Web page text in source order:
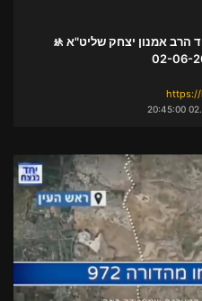
הרב אמנון יצחק שליט"א 🚸